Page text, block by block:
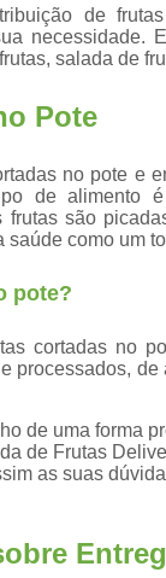
de
necessidade.
salada de
Pote
no pote e
de alimento
frutas são
saúde como um
pote?
cortadas no
processados,
de uma forma
de Frutas
as suas